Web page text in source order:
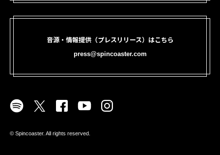
音源・情報提供（プレスリリース）はこちら
press@spincoaster.com
©︎ Spincoaster. All rights reserved.